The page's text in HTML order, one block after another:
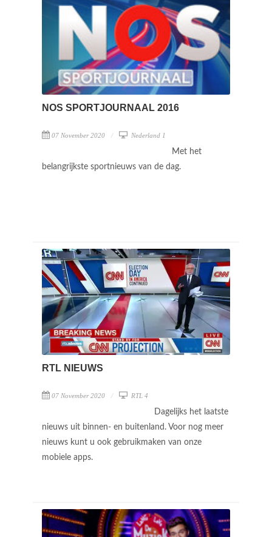
NOS SPORTJOURNAAL 2016
07 November 2020 Nederland 1
Met het
belangrijkste sportnieuws van de dag.
RTL NIEUWS
07 November 2020 RTL 4
Dagelijks het laatste
nieuws uit binnen- en buitenland. Voor nog meer
nieuws kunt u ook gebruikmaken van onze
mobiele apps.